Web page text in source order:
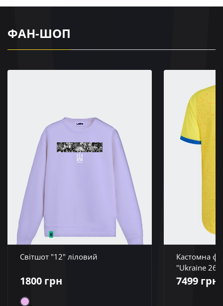
ФАН-ШОП
Світшот "12" ліловий
1800 грн
Кастомна
"Ukraine 26"
7499 грн